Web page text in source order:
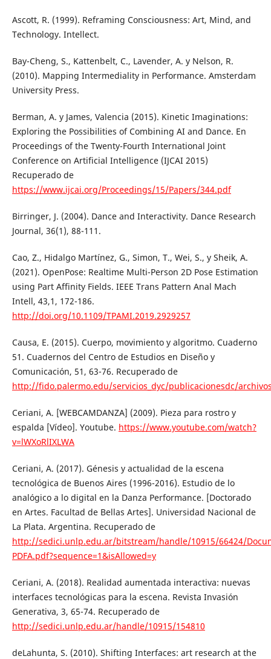
Ascott, R. (1999). Reframing Consciousness: Art, Mind, and
Technology. Intellect.
Bay-Cheng, S., Kattenbelt, C., Lavender, A. y Nelson, R.
(2010). Mapping Intermediality in Performance. Amsterdam
University Press.
Berman, A. y James, Valencia (2015). Kinetic Imaginations:
Exploring the Possibilities of Combining AI and Dance. En
Proceedings of the Twenty-Fourth International Joint
Conference on Artificial Intelligence (IJCAI 2015)
Recuperado de
https://www.ijcai.org/Proceedings/15/Papers/344.pdf
Birringer, J. (2004). Dance and Interactivity. Dance Research
Journal, 36(1), 88-111.
Cao, Z., Hidalgo Martínez, G., Simon, T., Wei, S., y Sheik, A.
(2021). OpenPose: Realtime Multi-Person 2D Pose Estimation
using Part Affinity Fields. IEEE Trans Pattern Anal Mach
Intell, 43,1, 172-186.
http://doi.org/10.1109/TPAMI.2019.2929257
Causa, E. (2015). Cuerpo, movimiento y algoritmo. Cuaderno
51. Cuadernos del Centro de Estudios en Diseño y
Comunicación, 51, 63-76. Recuperado de
http://fido.palermo.edu/servicios_dyc/publicacionesdc/
Ceriani, A. [WEBCAMDANZA] (2009). Pieza para rostro y
espalda [Vídeo]. Youtube. https://www.youtube.com/watch?
v=lWXoRlIXLWA
Ceriani, A. (2017). Génesis y actualidad de la escena
tecnológica de Buenos Aires (1996-2016). Estudio de lo
analógico a lo digital en la Danza Performance. [Doctorado
en Artes. Facultad de Bellas Artes]. Universidad Nacional de
La Plata. Argentina. Recuperado de
http://sedici.unlp.edu.ar/bitstream/handle/10915/66424/
PDFA.pdf?sequence=1&isAllowed=y
Ceriani, A. (2018). Realidad aumentada interactiva: nuevas
interfaces tecnológicas para la escena. Revista Invasión
Generativa, 3, 65-74. Recuperado de
http://sedici.unlp.edu.ar/handle/10915/154810
deLahunta, S. (2010). Shifting Interfaces: art research at the